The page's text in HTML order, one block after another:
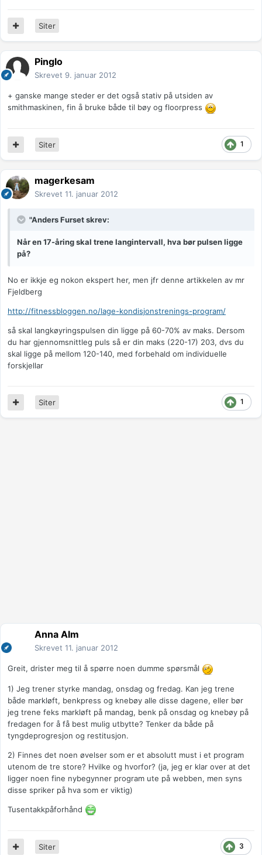
Siter
Pinglo
Skrevet 9. januar 2012
+ ganske mange steder er det også stativ på utsiden av
smithmaskinen, fin å bruke både til bøy og floorpress
1
Siter
magerkesam
Skrevet 11. januar 2012
"Anders Furset skrev:
Når en 17-åring skal trene langintervall, hva bør pulsen ligge
på?
No er ikkje eg nokon ekspert her, men jfr denne artikkelen av mr
Fjeldberg
http://fitnessbloggen.no/lage-kondisjonstrenings-program/
så skal langkøyringspulsen din ligge på 60-70% av maks. Dersom
du har gjennomsnittleg puls så er din maks (220-17) 203, dvs du
skal ligge på mellom 120-140, med forbehald om individuelle
forskjellar
1
Siter
Anna Alm
Skrevet 11. januar 2012
Greit, drister meg til å spørre noen dumme spørsmål
1) Jeg trener styrke mandag, onsdag og fredag. Kan jeg trene
både markløft, benkpress og knebøy alle disse dagene, eller bør
jeg trene feks markløft på mandag, benk på onsdag og knebøy på
fredagen for å få best mulig utbytte? Tenker da både på
tyngdeprogresjon og restitusjon.
2) Finnes det noen øvelser som er et absolutt must i et program
utenom de tre store? Hvilke og hvorfor? (ja, jeg er klar over at det
ligger noen fine nybegynner program ute på webben, men syns
disse spriker på hva som er viktig)
Tusentakkpåforhånd
3
Siter